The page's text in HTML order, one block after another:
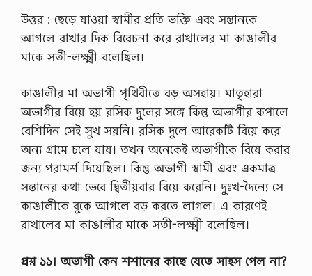
উত্তর : ছেড়ে যাওয়া স্বামীর প্রতি ভক্তি এবং সন্তানকে
আগলে রাখার দিক বিবেচনা করে রাখালের মা কাঙালীর
মাকে সতী-লক্ষ্মী বলেছিল।
কাঙালীর মা অভাগী পৃথিবীতে বড় অসহায়। মাতৃহারা
অভাগীর বিয়ে হয় রসিক দুলের সঙ্গে কিন্তু অভাগীর কপালে
বেশিদিন সেই সুখ সয়নি। রসিক দুলে আরেকটি বিয়ে করে
অন্য গ্রামে চলে যায়। তখন অনেকেই অভাগীকে বিয়ে করার
জন্য পরামর্শ দিয়েছিল। কিন্তু অভাগী স্বামী এবং একমাত্র
সন্তানের কথা ভেবে দ্বিতীয়বার বিয়ে করেনি। দুঃখ-দৈন্যে সে
কাঙালীকে বুকে আগলে বড় করতে লাগল। এ কারণেই
রাখালের মা কাঙালীর মাকে সতী-লক্ষ্মী বলেছিল।
প্রশ্ন ১১। অভাগী কেন শশানের কাছে যেতে সাহস পেল না?